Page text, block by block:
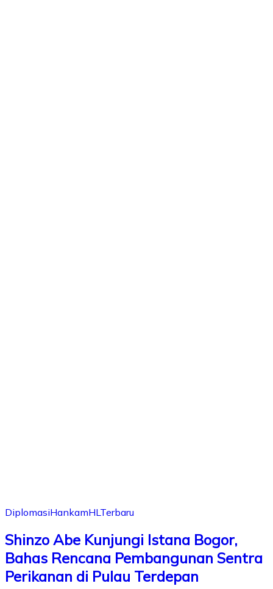
DiplomasiHankamHL Terbaru
Shinzo Abe Kunjungi Istana Bogor,
Bahas Rencana Pembangunan Sentra
Perikanan di Pulau Terdepan